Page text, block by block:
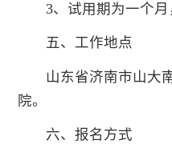
3、试用期为一个月
五、工作地点
山东省济南市山大
院。
六、报名方式